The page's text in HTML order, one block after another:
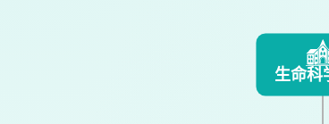
生命科